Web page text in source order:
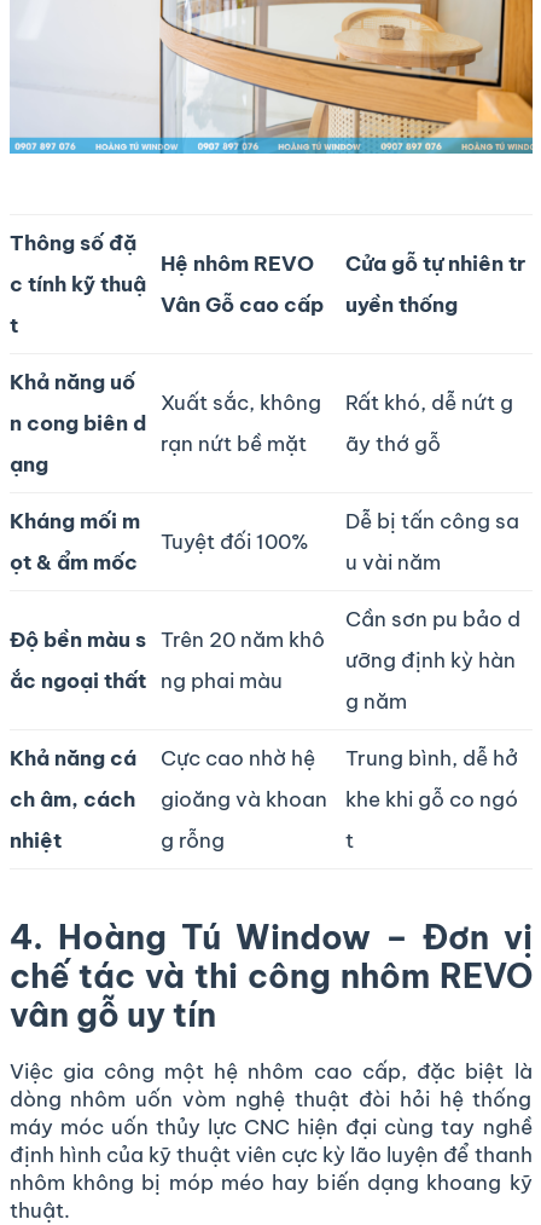
Thông số đặ
c tính kỹ thuậ
t
Hệ nhôm REVO
Vân Gỗ cao cấp
Cửa gỗ tự nhiên tr
uyền thống
Khả năng uố
n cong biên d
ạng
Xuất sắc, không
rạn nứt bề mặt
Rất khó, dễ nứt g
ãy thớ gỗ
Kháng mối m
ọt & ẩm mốc
Tuyệt đối 100%
Dễ bị tấn công sa
u vài năm
Độ bền màu s
ắc ngoại thất
Trên 20 năm khô
ng phai màu
Cần sơn pu bảo d
ưỡng định kỳ hàn
g năm
Khả năng cá
ch âm, cách
nhiệt
Cực cao nhờ hệ
gioăng và khoan
g rỗng
Trung bình, dễ hở
khe khi gỗ co ngó
t
4. Hoàng Tú Window – Đơn vị
chế tác và thi công nhôm REVO
vân gỗ uy tín
Việc gia công một hệ nhôm cao cấp, đặc biệt là
dòng nhôm uốn vòm nghệ thuật đòi hỏi hệ thống
máy móc uốn thủy lực CNC hiện đại cùng tay nghề
định hình của kỹ thuật viên cực kỳ lão luyện để thanh
nhôm không bị móp méo hay biến dạng khoang kỹ
thuật.